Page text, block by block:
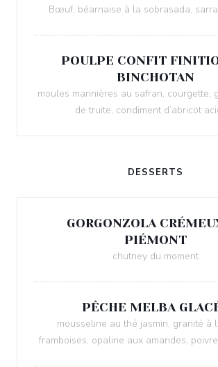
Bœuf, béarnaise à la sobrasada,
POULPE CONFIT
BINCHOTAN
moules marinières au safran, courgette,
de truite, condiment d’abricot
DESSERTS
GORGONZOLA
PIÉMONT
chutney du moment
PÊCHE MELBA
mousseline au thé jasmin, granité à
framboises, opaline aux amandes,